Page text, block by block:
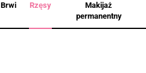
Brwi Rzęsy
Makijaż
permanentny